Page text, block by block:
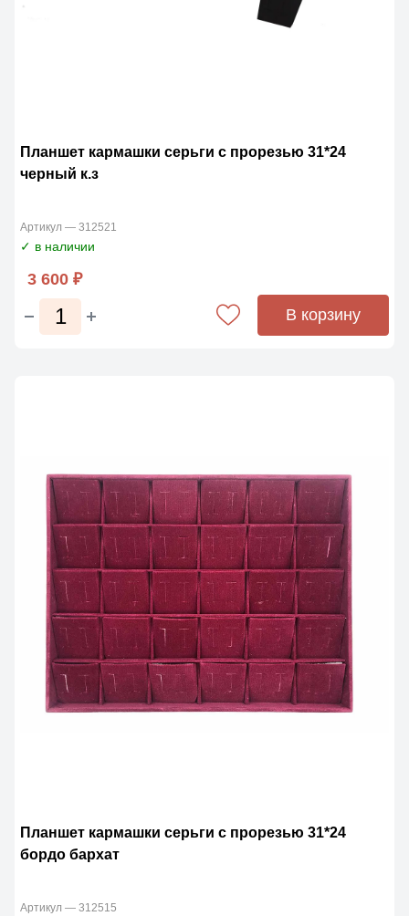
Планшет кармашки серьги с прорезью 31*24
черный к.з
Артикул — 312521
✓ в наличии
3 600 ₽
В корзину
Планшет кармашки серьги с прорезью 31*24
бордо бархат
Артикул — 312515